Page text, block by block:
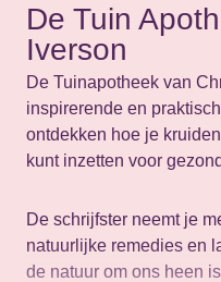
De Tuin
Iverson
De Tuinapotheek van
inspirerende en
ontdekken hoe je
kunt inzetten voor
De schrijfster neemt je
natuurlijke remedies en
de natuur om ons heen